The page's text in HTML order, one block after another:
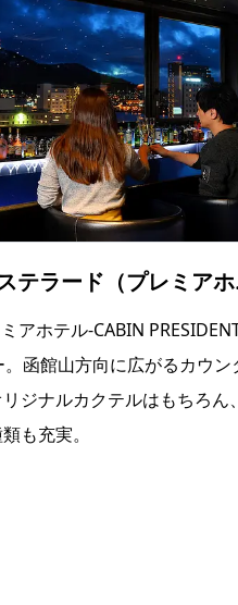
夜景バ
アホテル-CABIN
函館山方向に広がるカウン
ジナルカクテルはもちろん
も充実。